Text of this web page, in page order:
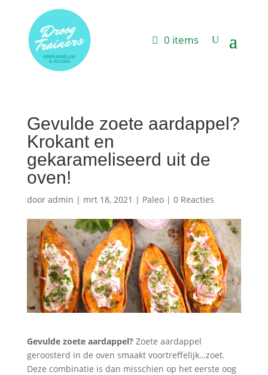
0 items
Gevulde zoete aardappel?
Krokant en
gekarameliseerd uit de
oven!
door admin | mrt 18, 2021 | Paleo| 0 Reacties
Gevulde zoete aardappel? Zoete aardappel
geroosterd in de oven smaakt voortreffelijk…zoet.
Deze combinatie is dan misschien op het eerste oog